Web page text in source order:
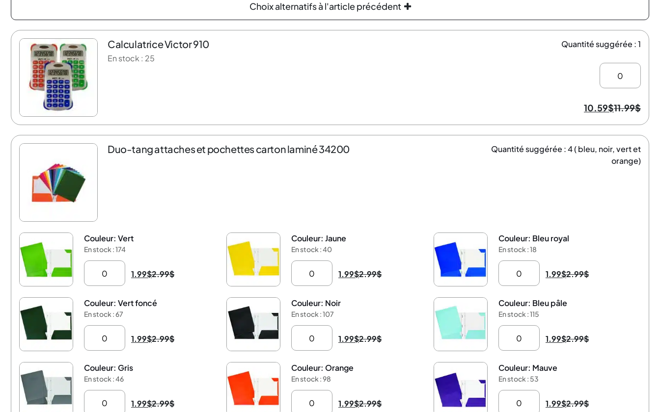
Choix alternatifs à l'article précédent
12% de rabais Calculatrice Victor 910
En stock : 25
Quantité suggérée : 1
10.59$11.99$
Duo-tang attaches et pochettes carton laminé 34200
Quantité suggérée : 4 ( bleu, noir, vert et
orange)
-33% Couleur: Vert
En stock : 174
1.99$2.99$
-33% Couleur: Jaune
En stock : 40
1.99$2.99$
-33% Couleur: Bleu royal
En stock : 18
1.99$2.99$
-33% Couleur: Vert foncé
En stock : 67
1.99$2.99$
-33% Couleur: Noir
En stock : 107
1.99$2.99$
-33% Couleur: Bleu pâle
En stock : 115
1.99$2.99$
-33% Couleur: Gris
En stock : 46
1.99$2.99$
-33% Couleur: Orange
En stock : 98
1.99$2.99$
-33% Couleur: Mauve
En stock : 53
1.99$2.99$